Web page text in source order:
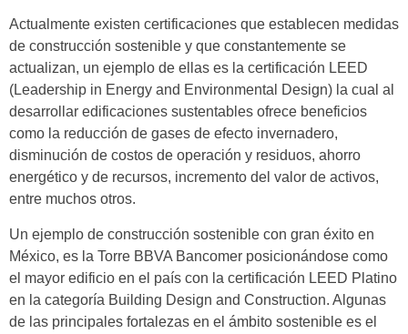
Actualmente existen certificaciones que establecen medidas
de construcción sostenible y que constantemente se
actualizan, un ejemplo de ellas es la certificación LEED
(Leadership in Energy and Environmental Design) la cual al
desarrollar edificaciones sustentables ofrece beneficios
como la reducción de gases de efecto invernadero,
disminución de costos de operación y residuos, ahorro
energético y de recursos, incremento del valor de activos,
entre muchos otros.
Un ejemplo de construcción sostenible con gran éxito en
México, es la Torre BBVA Bancomer posicionándose como
el mayor edificio en el país con la certificación LEED Platino
en la categoría Building Design and Construction. Algunas
de las principales fortalezas en el ámbito sostenible es el